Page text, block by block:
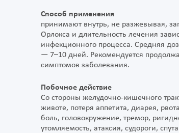
Способ применения
принимают внутрь, не разжевывая,
Орлокса и длительность лечения
инфекционного процесса. Средняя
— 7–10 дней. Рекомендуется
симптомов заболевания.
Побочное действие
Со стороны желудочно-кишечного
животе, потеря аппетита, диарея,
боль, головокружение, тремор,
утомляемость, атаксия, судороги,